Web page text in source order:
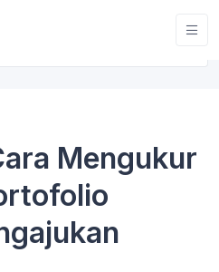
Mengukur